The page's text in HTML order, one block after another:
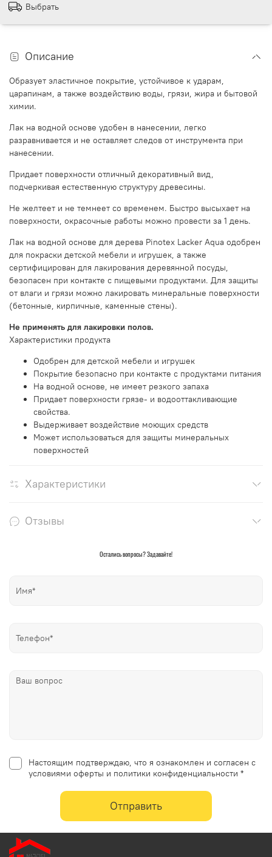
Выбрать
Описание
Образует эластичное покрытие, устойчивое к ударам,
царапинам, а также воздействию воды, грязи, жира и бытовой
химии.
Лак на водной основе удобен в нанесении, легко
разравнивается и не оставляет следов от инструмента при
нанесении.
Придает поверхности отличный декоративный вид,
подчеркивая естественную структуру древесины.
Не желтеет и не темнеет со временем. Быстро высыхает на
поверхности, окрасочные работы можно провести за 1 день.
Лак на водной основе для дерева Pinotex Lacker Aqua одобрен
для покраски детской мебели и игрушек, а также
сертифицирован для лакирования деревянной посуды,
безопасен при контакте с пищевыми продуктами. Для защиты
от влаги и грязи можно лакировать минеральные поверхности
(бетонные, кирпичные, каменные стены).
Не применять для лакировки полов.
Характеристики продукта
Одобрен для детской мебели и игрушек
Покрытие безопасно при контакте с продуктами питания
На водной основе, не имеет резкого запаха
Придает поверхности грязе- и водооттакливающие
свойства.
Выдерживает воздействие моющих средств
Может использоваться для защиты минеральных
поверхностей
Характеристики
Отзывы
Остались вопросы? Задавайте!
Настоящим подтверждаю, что я ознакомлен и согласен с
условиями оферты и политики конфиденциальности *
Отправить